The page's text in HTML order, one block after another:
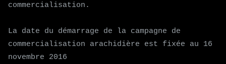
commercialisation.
La date du démarrage de la campagne de
commercialisation arachidière est fixée au 16
novembre 2016